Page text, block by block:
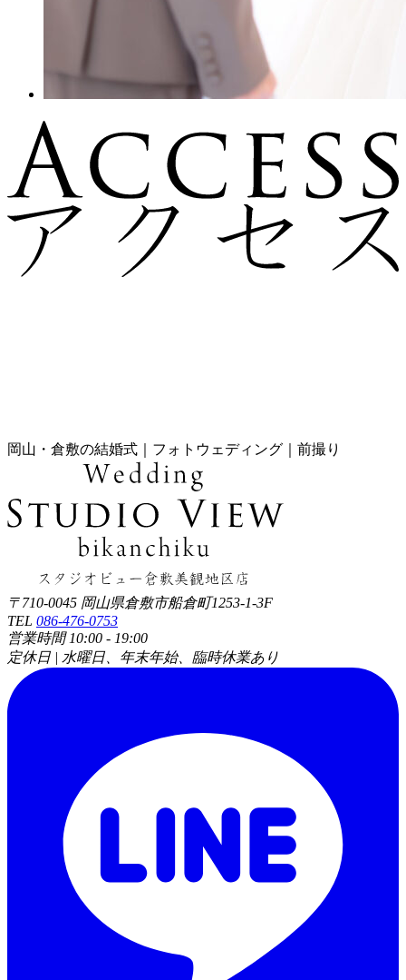
岡山・倉敷の結婚式｜フォトウェディング｜前撮り
〒710-0045 岡山県倉敷市船倉町1253-1-3F
TEL 086-476-0753
営業時間 10:00 - 19:00
定休日 | 水曜日、年末年始、臨時休業あり